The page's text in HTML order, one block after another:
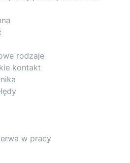
rodzaje
kontakt
w pracy